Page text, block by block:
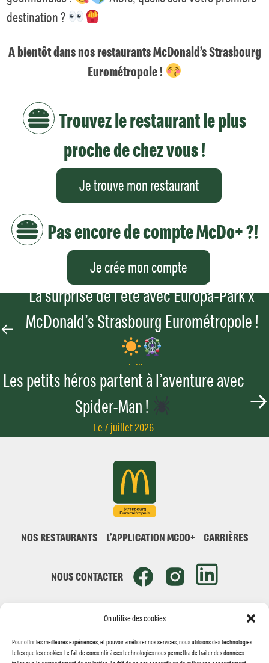
On utilise des cookies
Pour offrir les meilleures expériences, et pouvoir améliorer nos services, nous utilisons des technologies
telles que les cookies. Le fait de consentir à ces technologies nous permettra de traiter des données
destination ?
A bientôt dans nos restaurants McDonald’s Strasbourg
Eurométropole !
Trouvez le restaurant le plus
proche de chez vous !
Je trouve mon restaurant
Pas encore de compte McDo+ ?!
Je crée mon compte
La surprise de l’été avec Europa-Park x
McDonald’s Strasbourg Eurométropole !
Le 7 juillet 2026
​Les petits héros partent à l’aventure avec
Spider-Man !
Le 7 juillet 2026
NOS RESTAURANTS L’APPLICATION MCDO+ CARRIÈRES
NOUS CONTACTER